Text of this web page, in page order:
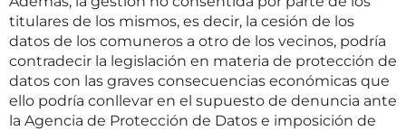
titulares de los mismos, es decir, la cesión de los
datos de los comuneros a otro de los vecinos, podría
contradecir la legislación en materia de protección de
datos con las graves consecuencias económicas que
ello podría conllevar en el supuesto de denuncia ante
la Agencia de Protección de Datos e imposición de